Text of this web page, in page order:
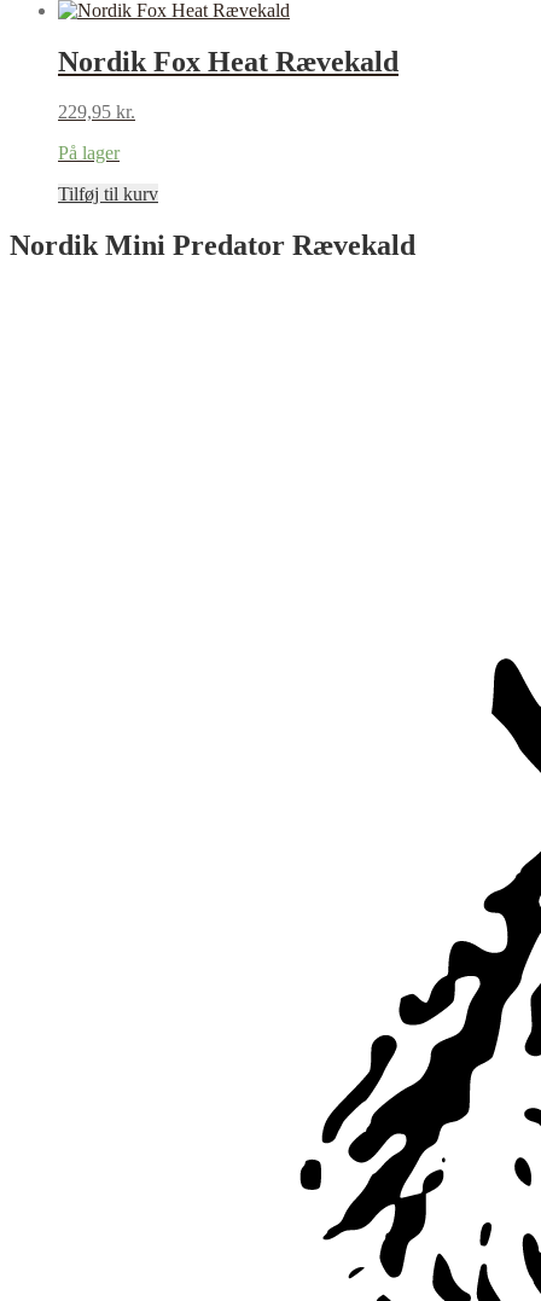
Nordik Fox Heat Rævekald
229,95 kr.
På lager
Tilføj til kurv
Nordik Mini Predator Rævekald